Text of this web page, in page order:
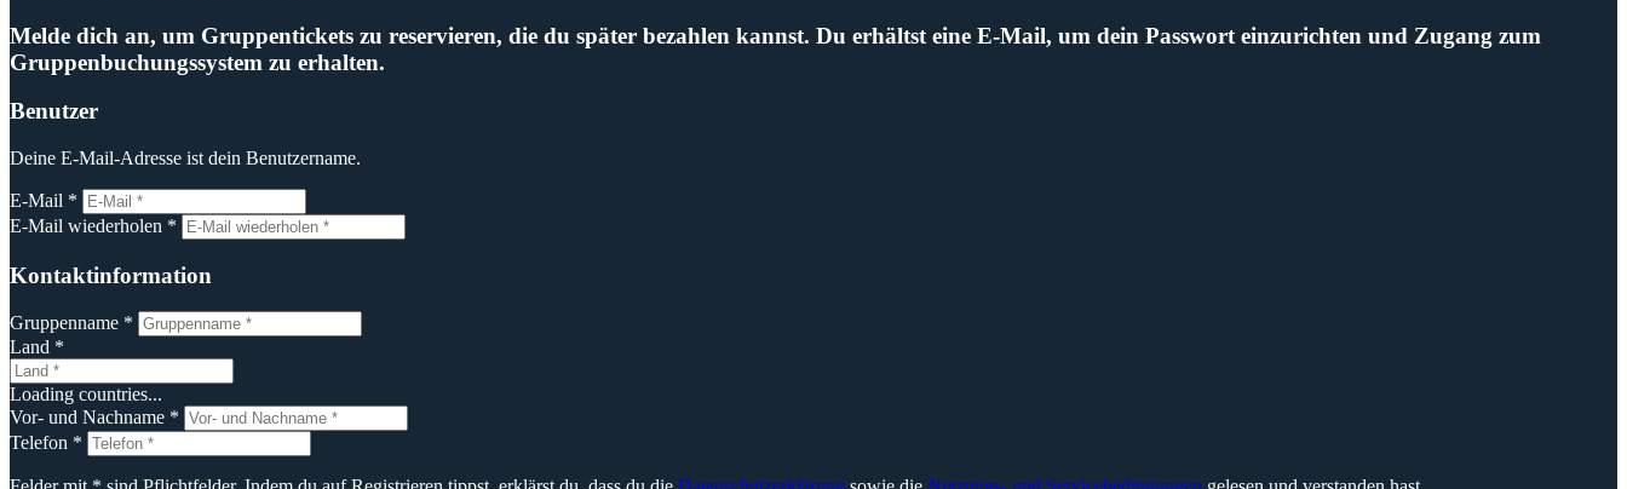
Melde dich an, um Gruppentickets zu reservieren, die du später bezahlen kannst. Du erhältst eine E-Mail, um dein Passwort einzurichten und Zugang zum
Gruppenbuchungssystem zu erhalten.
Benutzer
Deine E-Mail-Adresse ist dein Benutzername.
E-Mail *
E-Mail wiederholen *
Kontaktinformation
Gruppenname *
Land *
Loading countries...
Vor- und Nachname *
Telefon *